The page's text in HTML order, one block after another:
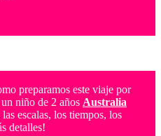
preparamos este viaje por
niño de 2 años Australia
escalas, los tiempos, los
detalles!